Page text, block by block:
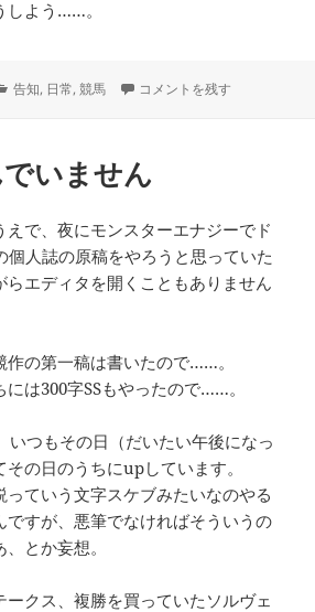
しよう……。
カ
ー
告知, 日常,競馬 近況あっと2016年11月 に
コメントを残す
いません
えで、夜にモンスターエナジーでド
個人誌の原稿をやろうと思っていた
らエディタを開くこともありません
作の第一稿は書いたので……。
は300字SSもやったので……。
いつもその日（だいたい午後になっ
の日のうちにupしています。
っていう文字スケブみたいなのやる
ですが、悪筆でなければそういうの
とか妄想。
ークス、複勝を買っていたソルヴェ